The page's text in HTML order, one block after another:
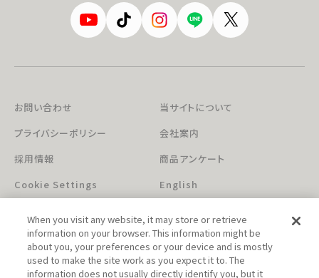
お問い合わせ
当サイトについて
プライバシーポリシー
会社案内
採用情報
商品アンケート
Cookie Settings
English
When you visit any website, it may store or retrieve
information on your browser. This information might be
about you, your preferences or your device and is mostly
used to make the site work as you expect it to. The
information does not usually directly identify you, but it